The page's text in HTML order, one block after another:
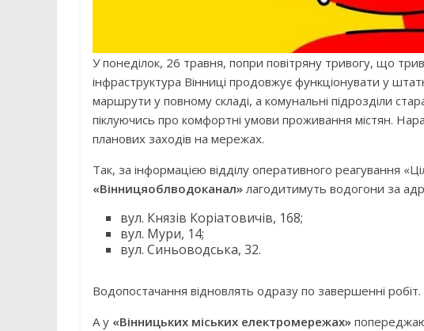
У понеділок, 26 травня, попри повітряну тривогу, що
інфраструктура Вінниці продовжує функціонувати у
маршрути у повному складі, а комунальні підрозділи
піклуючись про комфортні умови проживання містян.
планових заходів на мережах.
Так, за інформацією відділу оперативного реагування
«Вінницяоблводоканал» лагодитимуть водогони за
вул. Князів Коріатовичів, 168;
вул. Мури, 14;
вул. Синьоводська, 32.
Водопостачання відновлять одразу по завершенні робіт.
А у «Вінницьких міських електромережах»